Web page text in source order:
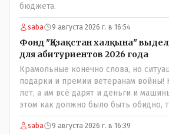
бюджета.
saba 9 августа 2026 г. в 16:54
Фонд "Қазақстан халқына"
для абитуриентов 2026 года
Крамольные конечно слова, но
подарки и премии ветеранам войны!
лет, а им всё дарят и деньги и
этом как должно было быть обидно,
выживал в эти годы отказывая себе
для фронта! Не всем повезло и
saba 9 августа 2026 г. в 16:39